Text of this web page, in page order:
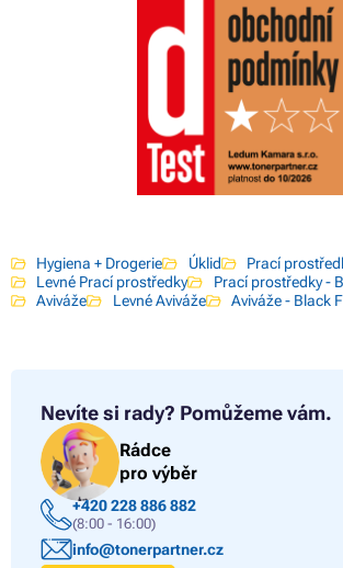
Hygiena + Drogerie Úklid
Prací
Levné Prací prostředky
Prací prostředky -
Aviváže
Levné Aviváže Aviváže - Black
Nevíte si rady? Pomůžeme vám.
Rádce
pro výběr
+420 228 886 882
(8:00 - 16:00)
info@tonerpartner.cz